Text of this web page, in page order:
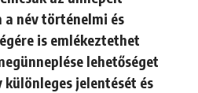
a név történelmi és
is emlékeztethet
lehetőséget
különleges jelentését és